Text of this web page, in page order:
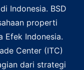
Indonesia. BSD
properti
Efek Indonesia.
Center (ITC)
dari strategi